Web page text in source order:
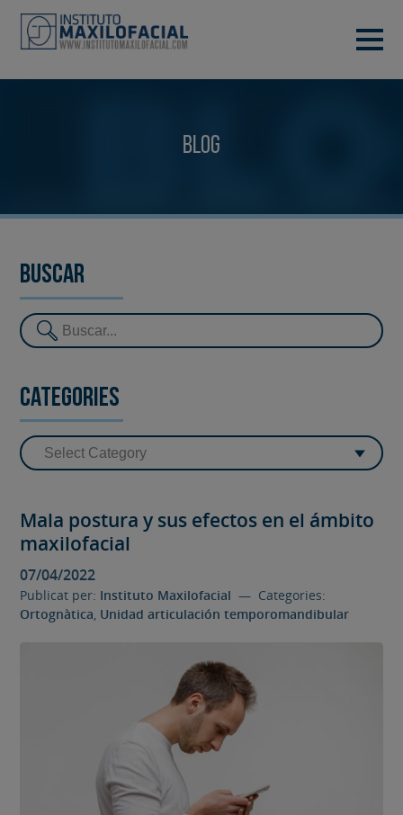
Blog
Buscar
Categories
Mala postura y sus efectos en el ámbito
maxilofacial
07/04/2022
Publicat per: Instituto Maxilofacial — Categories:
Ortognàtica, Unidad articulación temporomandibular